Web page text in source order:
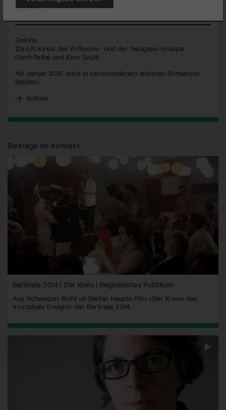
MEHR
Gokino
Zürich: Kinos der Arthouse- und der Neugass-Gruppe
Genf: Pathé und Kino Grütli
Ab Januar 2015 auch in verschiedenen anderen Schweizer
Städten
Gokino
Beiträge im Kontext
Berlinale 2014 | Der Kreis | Begeistertes Publikum
Aus Schweizer Sicht ist Stefan Haupts Film «Der Kreis» das
triumphale Ereignis der Berlinale 2014.
Jetzt Mitglied werden